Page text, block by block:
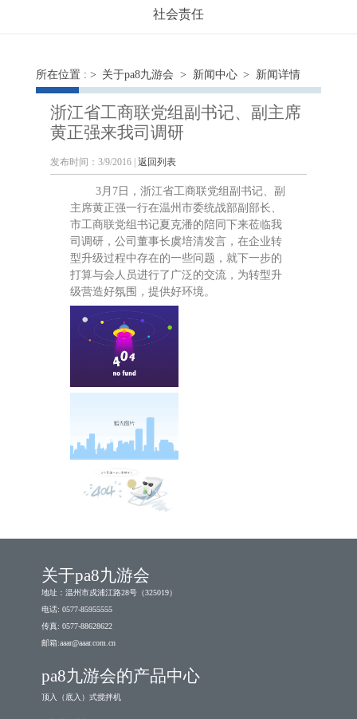
社会责任
所在位置 : > 关于pa8九游会 > 新闻中心 > 新闻详情
浙江省工商联党组副书记、副主席
黄正强来我司调研
发布时间：3/9/2016 | 返回列表
3月7日，浙江省工商联党组副书记、副
主席黄正强一行在温州市委统战部副部长、
市工商联党组书记夏克潘的陪同下来莅临我
司调研，公司董事长虞培清发言，在企业转
型升级过程中存在的一些问题，就下一步的
打算与会人员进行了广泛的交流，为转型升
级营造好氛围，提供好环境。
关于pa8九游会
地址：温州市戍浦江路28号（325019）
电话: 0577-85955555
传真: 0577-88628622
邮箱:aaar@aaar.com.cn
pa8九游会的产品中心
顶入（底入）式搅拌机